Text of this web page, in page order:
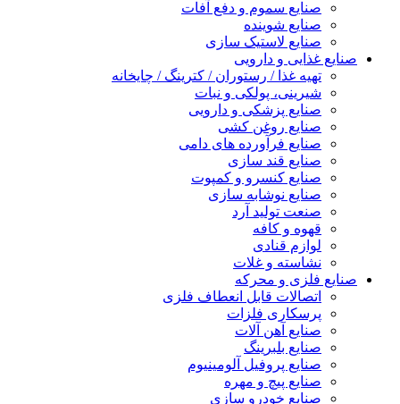
صنایع سموم و دفع آفات
صنایع شوینده
صنایع لاستیک سازی
صنایع غذایی و دارویی
تهیه غذا / رستوران / کترینگ / چایخانه
شیرینی، پولکی و نبات
صنایع پزشکی و دارویی
صنایع روغن کشی
صنایع فرآورده های دامی
صنایع قند سازی
صنایع کنسرو و کمپوت
صنایع نوشابه سازی
صنعت تولید آرد
قهوه و کافه
لوازم قنادی
نشاسته و غلات
صنایع فلزی و محرکه
اتصالات قابل انعطاف فلزی
پرسکاری فلزات
صنایع آهن آلات
صنایع بلبرینگ
صنایع پروفیل آلومینیوم
صنایع پیچ و مهره
صنایع خودرو سازی